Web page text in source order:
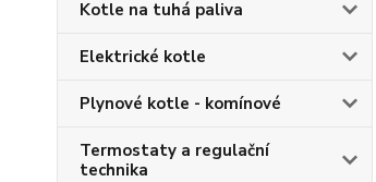
Kotle na tuhá paliva
Elektrické kotle
Plynové kotle - komínové
Termostaty a regulační
technika